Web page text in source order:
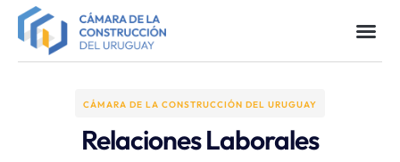
CÁMARA DE LA CONSTRUCCIÓN DEL URUGUAY
Relaciones Laborales​